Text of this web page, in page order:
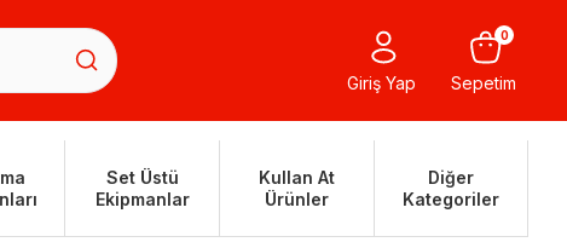
Giriş Yap Sepetim
0
Set Üstü
Ekipmanlar
Kullan At
Ürünler
Diğer
Kategoriler